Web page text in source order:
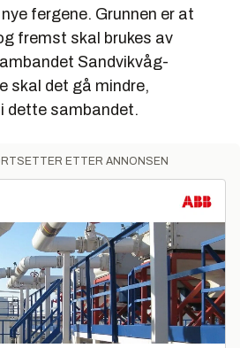
fergene. Grunnen er at
fremst skal brukes av
Sandvikvåg-
skal det gå mindre,
dette sambandet.
ETTER ANNONSEN